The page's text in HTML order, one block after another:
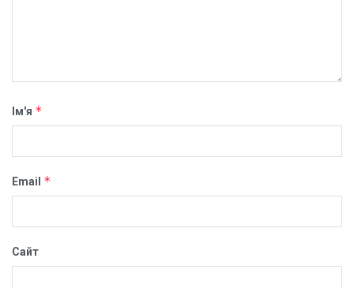
Ім'я *
Email *
Сайт